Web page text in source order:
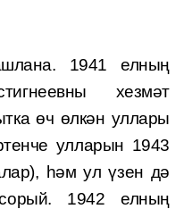
1941 елның
хезмәт
өч өлкән уллары
улларын 1943
һәм ул үзен дә
1942 елның